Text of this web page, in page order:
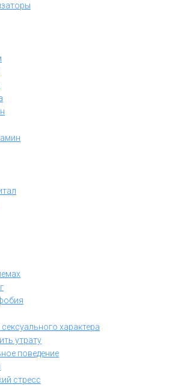
характера
утрату
поведение
стресс